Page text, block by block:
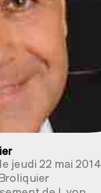
jeudi 22 mai 2014